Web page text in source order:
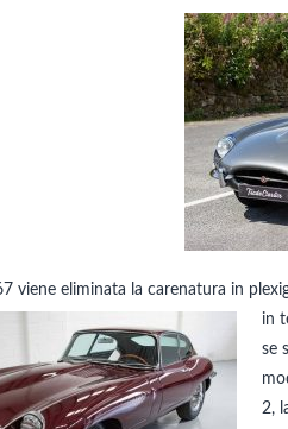
viene eliminata la carenatura in
in
se
2,